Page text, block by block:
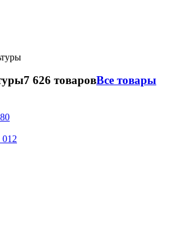
7 626 товаровВсе товары
012